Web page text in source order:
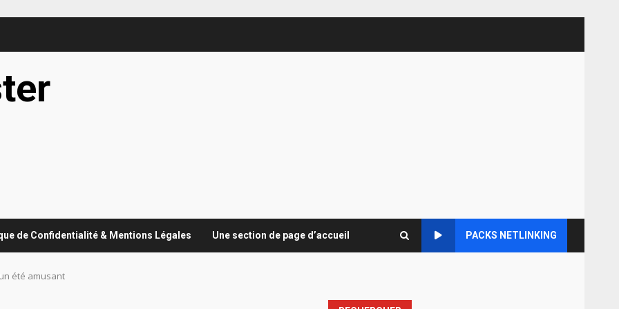
de Confidentialité & Mentions Légales Une section de page d’accueil PACKS NETLINKING
été amusant